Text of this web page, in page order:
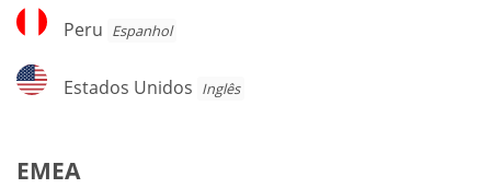
Peru
Peru Espanhol
Estados
Unidos
Estados Unidos Inglês
EMEA